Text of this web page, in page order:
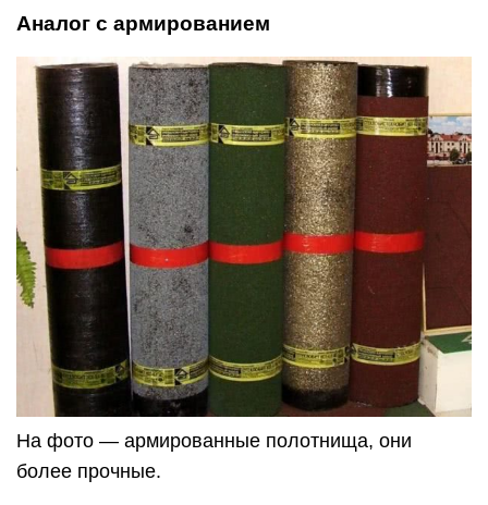
Аналог с армированием
На фото — армированные полотнища, они
более прочные.